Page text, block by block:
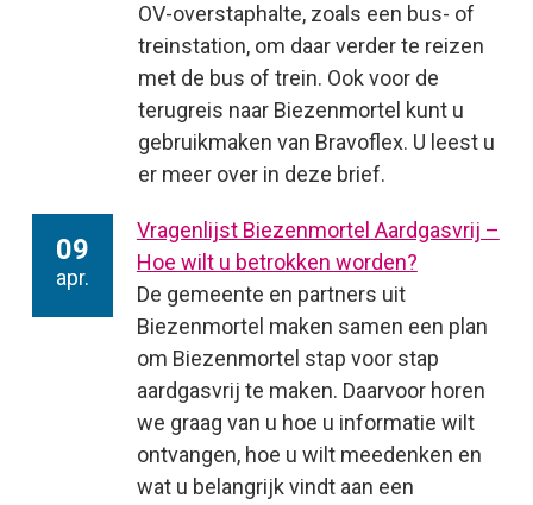
OV-overstaphalte, zoals een bus- of
treinstation, om daar verder te reizen
met de bus of trein. Ook voor de
terugreis naar Biezenmortel kunt u
gebruikmaken van Bravoflex. U leest u
er meer over in deze brief.
Vragenlijst Biezenmortel Aardgasvrij –
Hoe wilt u betrokken worden?
De gemeente en partners uit
Biezenmortel maken samen een plan
om Biezenmortel stap voor stap
aardgasvrij te maken. Daarvoor horen
we graag van u hoe u informatie wilt
ontvangen, hoe u wilt meedenken en
wat u belangrijk vindt aan een
09
apr.